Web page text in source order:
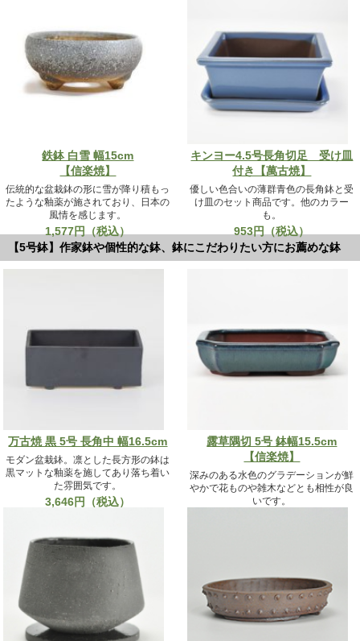
鉄鉢 白雪 幅15cm
【信楽焼】
伝統的な盆栽鉢の形に雪が降り積もっ
たような釉薬が施されており、日本の
風情を感じます。
1,577円（税込）
キンヨー4.5号長角切足 受け皿
付き【萬古焼】
優しい色合いの薄群青色の長角鉢と受
け皿のセット商品です。他のカラー
も。
953円（税込）
【5号鉢】作家鉢や個性的な鉢、鉢にこだわりたい方にお薦めな鉢
万古焼 黒 5号 長角中 幅16.5cm
モダン盆栽鉢。凛とした長方形の鉢は
黒マットな釉薬を施してあり落ち着い
た雰囲気です。
3,646円（税込）
露草隅切 5号 鉢幅15.5cm
【信楽焼】
深みのある水色のグラデーションが鮮
やかで花ものや雑木などとも相性が良
いです。